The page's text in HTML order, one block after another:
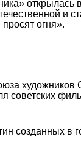
открылась
и
огня».
советских
созданных в